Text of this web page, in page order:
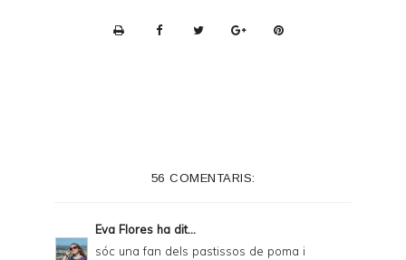
r
56 COMENTARIS:
Eva Flores ha dit...
sóc una fan dels pastissos de poma i